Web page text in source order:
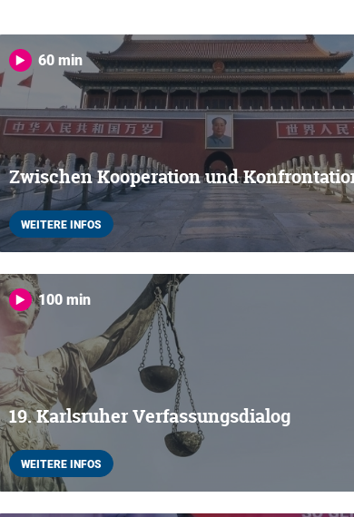
60 min
Zwischen Kooperation und
WEITERE INFOS
100 min
19. Karlsruher Verfassungsdialog
WEITERE INFOS